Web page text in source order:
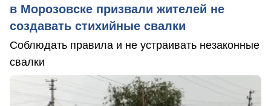
в Морозовске призвали жителей не
создавать стихийные свалки
Соблюдать правила и не устраивать незаконные
свалки